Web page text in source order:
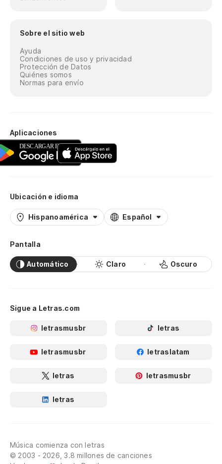
Sobre el sitio web
Ayuda
Condiciones de uso y privacidad
Protección de Datos
Quiénes somos
Normas para envío
Aplicaciones
Ubicación e idioma
Hispanoamérica Español
Pantalla
Automático Claro Oscuro
Sigue a Letras.com
letrasmusbr letras
letrasmusbr letraslatam
letras letrasmusbr
letras
Música comienza con letras
© 2003 - 2026, 3.8 millones de canciones